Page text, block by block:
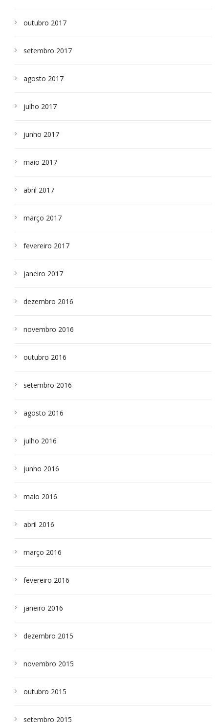
outubro 2017
setembro 2017
agosto 2017
julho 2017
junho 2017
maio 2017
abril 2017
março 2017
fevereiro 2017
janeiro 2017
dezembro 2016
novembro 2016
outubro 2016
setembro 2016
agosto 2016
julho 2016
junho 2016
maio 2016
abril 2016
março 2016
fevereiro 2016
janeiro 2016
dezembro 2015
novembro 2015
outubro 2015
setembro 2015